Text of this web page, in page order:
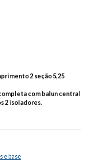
2 seção 5,25
com balun central
2 isoladores.
e base